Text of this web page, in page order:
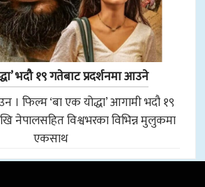
भदौ १९ गतेबाट प्रदर्शनमा आउने
। फिल्म ‘बा एक योद्धा’ आगामी भदौ १९
नेपालसहित विश्वभरका विभिन्न मुलुकमा
एकसाथ